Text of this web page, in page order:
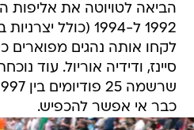
הביאה לטויוטה את אליפות
לקחו אותה נהגים מפוארים
כבר אי אפשר להכפיש.